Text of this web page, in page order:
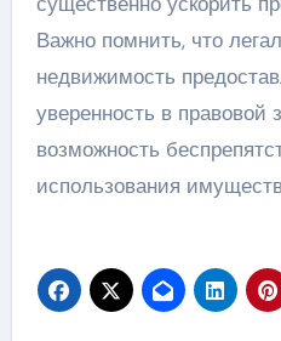
Важно помнить, что
недвижимость
уверенность в
возможность
использования